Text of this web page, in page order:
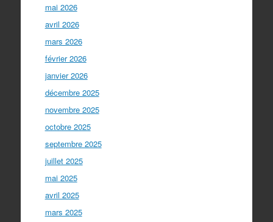
mai 2026
avril 2026
mars 2026
février 2026
janvier 2026
décembre 2025
novembre 2025
octobre 2025
septembre 2025
juillet 2025
mai 2025
avril 2025
mars 2025